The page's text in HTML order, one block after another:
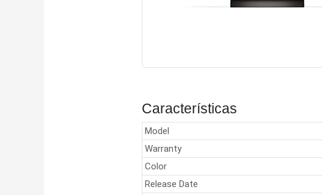
Características
Model
Warranty
Color
Release Date